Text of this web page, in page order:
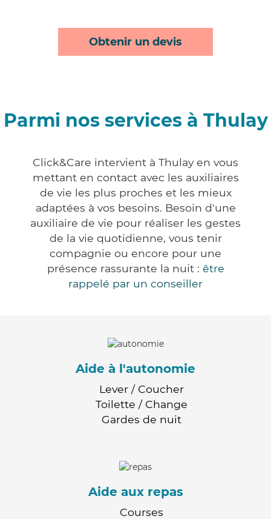
Obtenir un devis
Parmi nos services à Thulay
Click&Care intervient à Thulay en vous
mettant en contact avec les auxiliaires
de vie les plus proches et les mieux
adaptées à vos besoins. Besoin d'une
auxiliaire de vie pour réaliser les gestes
de la vie quotidienne, vous tenir
compagnie ou encore pour une
présence rassurante la nuit : être
rappelé par un conseiller
Aide à l'autonomie
Lever / Coucher
Toilette / Change
Gardes de nuit
Aide aux repas
Courses